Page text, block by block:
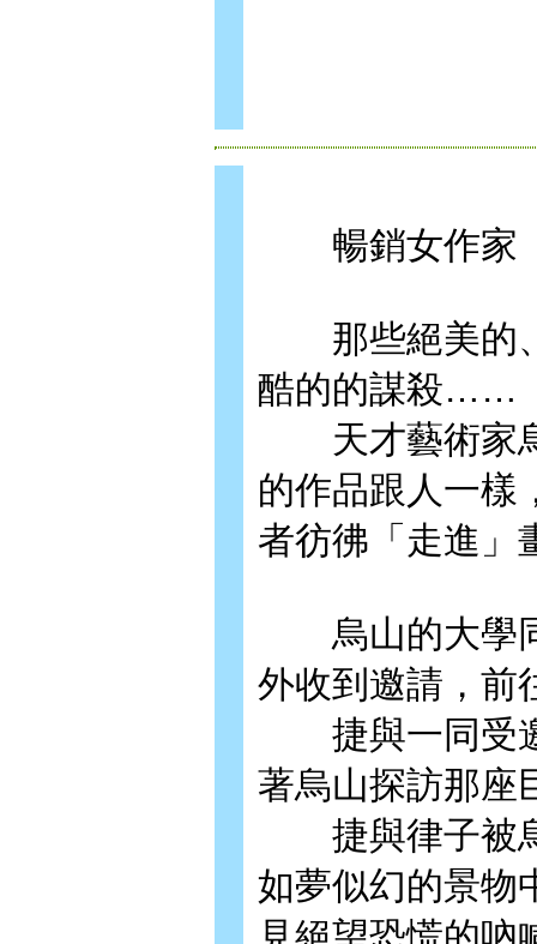
暢銷女作家
那些絕美的、
酷的的謀殺……
天才藝術家烏
的作品跟人一樣
者彷彿「走進」
烏山的大學同
外收到邀請，前
捷與一同受
著烏山探訪那座
捷與律子被烏
如夢似幻的景物